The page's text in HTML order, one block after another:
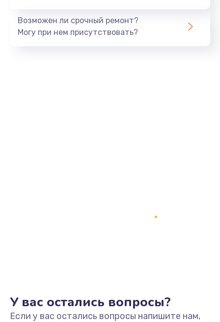
Возможен ли срочный ремонт?
Могу при нем присутствовать?
У вас остались вопросы?
Если у вас остались вопросы напишите нам,